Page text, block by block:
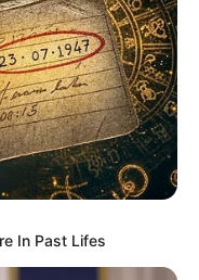
In Past Lifes